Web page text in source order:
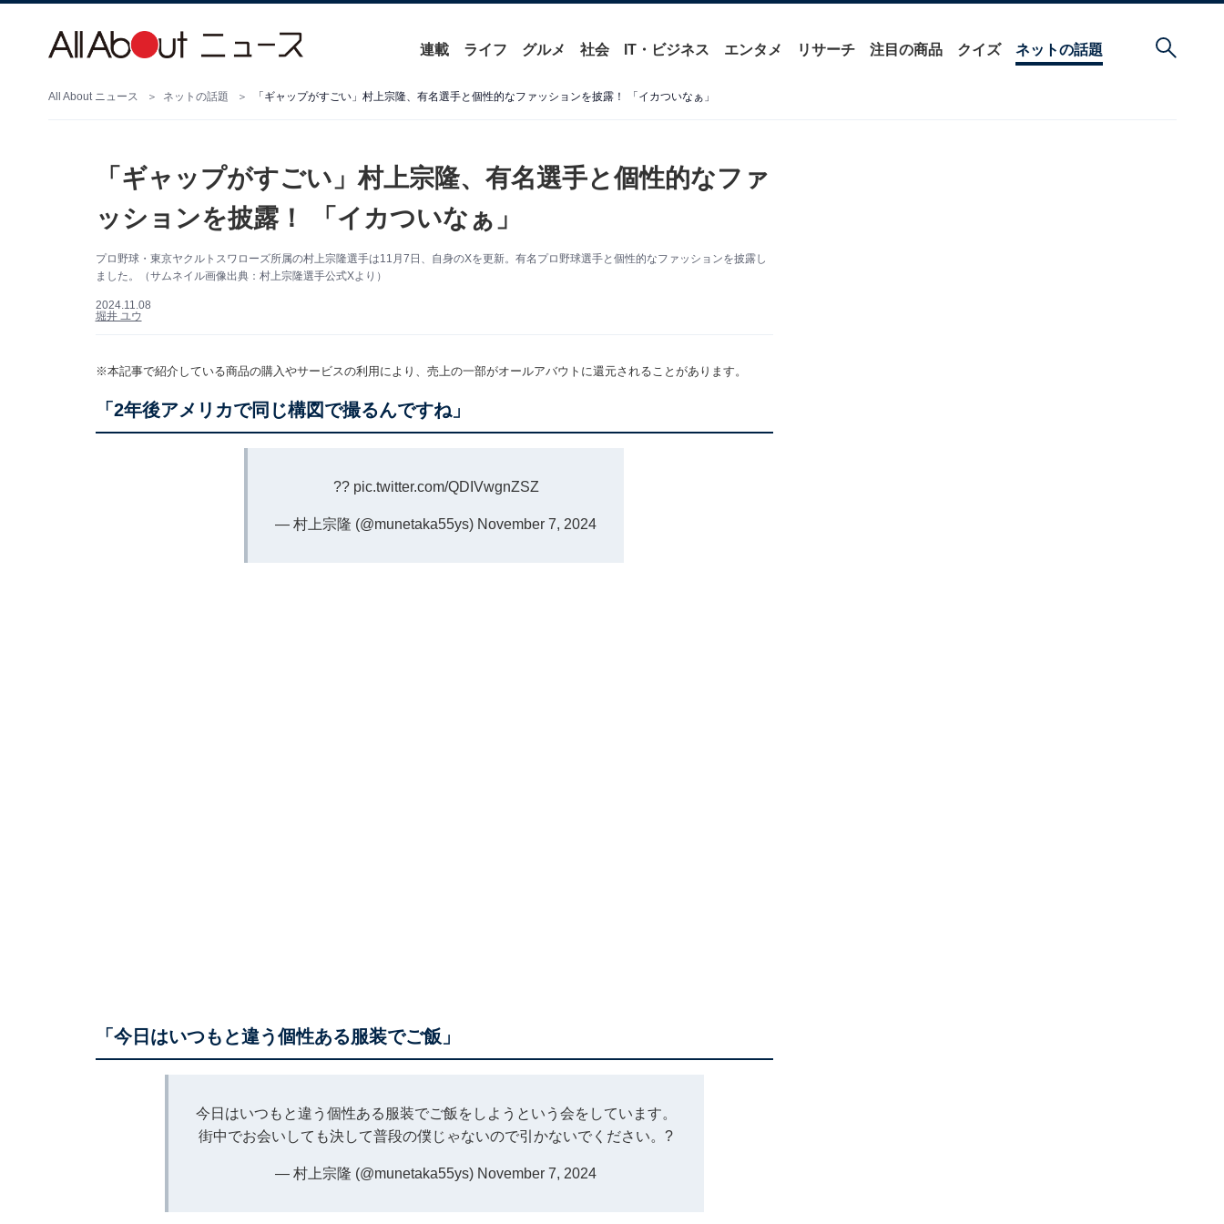
連載 ライフ グルメ 社会 IT・ビジネス エンタメ リサーチ 注目の商品 クイズ ネットの話題
All About ニュース ネットの話題 「ギャップがすごい」村上宗隆、有名選手と個性的なファッションを披露！ 「イカついなぁ」
「ギャップがすごい」村上宗隆、有名選手と個性的なファ
ッションを披露！ 「イカついなぁ」
プロ野球・東京ヤクルトスワローズ所属の村上宗隆選手は11月7日、自身のXを更新。有名プロ野球選手と個性的なファッションを披露し
ました。（サムネイル画像出典：村上宗隆選手公式Xより）
2024.11.08
堀井 ユウ
※本記事で紹介している商品の購入やサービスの利用により、売上の一部がオールアバウトに還元されることがあります。
「2年後アメリカで同じ構図で撮るんですね」
?? pic.twitter.com/QDIVwgnZSZ
— 村上宗隆 (@munetaka55ys) November 7, 2024
「今日はいつもと違う個性ある服装でご飯」
今日はいつもと違う個性ある服装でご飯をしようという会をしています。
街中でお会いしても決して普段の僕じゃないので引かないでください。?
— 村上宗隆 (@munetaka55ys) November 7, 2024